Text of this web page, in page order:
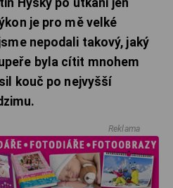
je pro mě velké
nepodali takový, jaký
byla cítit mnohem
kouč po nejvyšší
Reklama